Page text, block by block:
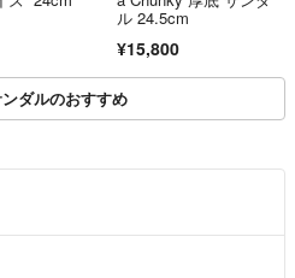
ル 24.5cm
¥15,800
ダルのおすすめ